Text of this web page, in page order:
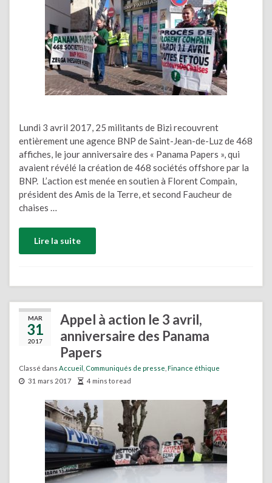
Lundi 3 avril 2017, 25 militants de Bizi recouvrent
entièrement une agence BNP de Saint-Jean-de-Luz de 468
affiches, le jour anniversaire des « Panama Papers », qui
avaient révélé la création de 468 sociétés offshore par la
BNP. L’action est menée en soutien à Florent Compain,
président des Amis de la Terre, et second Faucheur de
chaises …
Lire la suite
MAR
31
2017
Appel à action le 3 avril,
anniversaire des Panama
Papers
Classé dans Accueil Communiqués de presse Finance éthique
31 mars 2017
4 mins to read